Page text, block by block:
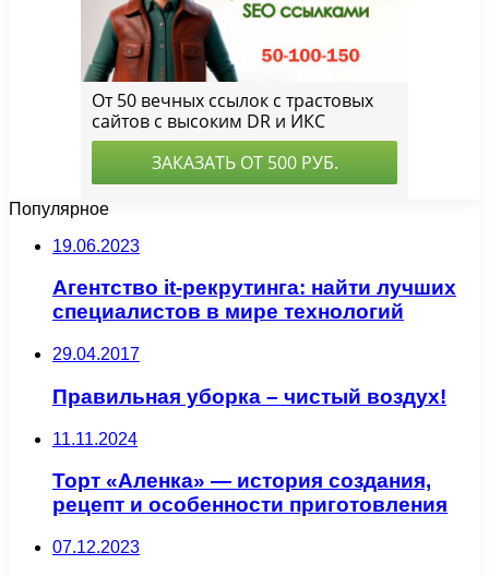
Популярное
19.06.2023
Агентство it-рекрутинга: найти лучших
специалистов в мире технологий
29.04.2017
Правильная уборка – чистый воздух!
11.11.2024
Торт «Аленка» — история создания,
рецепт и особенности приготовления
07.12.2023